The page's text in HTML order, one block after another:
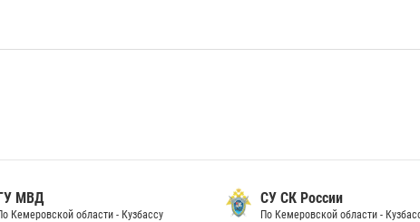
МВД
Кемеровской области - Кузбассу
СУ СК России
По Кемеровской области -